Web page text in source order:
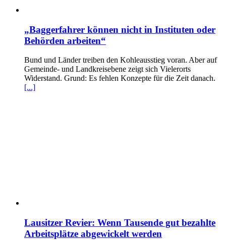
„Baggerfahrer können nicht in Instituten oder
Behörden arbeiten“
Bund und Länder treiben den Kohleausstieg voran. Aber auf
Gemeinde- und Landkreisebene zeigt sich Vielerorts
Widerstand. Grund: Es fehlen Konzepte für die Zeit danach.
[...]
Lausitzer Revier: Wenn Tausende gut bezahlte
Arbeitsplätze abgewickelt werden